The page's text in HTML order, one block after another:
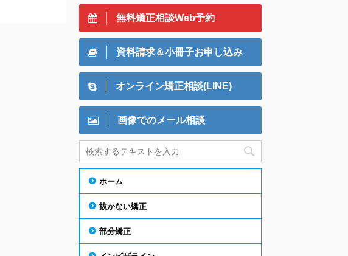
無料矯正相談Web予約
資料請求＆小冊子お申し込み
オンライン矯正相談(LINE)
画像でのメール相談
ホーム
抜かない矯正
部分矯正